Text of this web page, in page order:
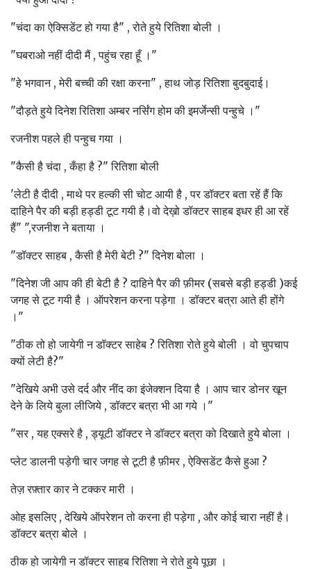
"चंदा का ऐक्सिडेंट हो गया है" , रोते हुये रितिशा बोली ।
"घबराओ नहीं दीदी मैं , पहुंच रहा हूँ ।"
"हे भगवान , मेरी बच्ची की रक्षा करना" , हाथ जोड़ रितिशा बुदबुदाई।
"दौड़ते हुये दिनेश रितिशा अम्बर नर्सिंग होम की इमर्जेन्सी पन्हुचे ।"
रजनीश पहले ही पन्हुच गया ।
"कैसी है चंदा , कँहा है ?" रितिशा बोली
'लेटी है दीदी , माथे पर हल्की सी चोट आयी है , पर डॉक्टर बता रहें हैं कि
दाहिने पैर की बड़ी हड्डी टूट गयी है।वो देख़ो डॉक्टर साहब इधर ही आ रहें
हैं" ",रजनीश ने बताया ।
"डॉक्टर साहब , कैसी है मेरी बेटी ?" दिनेश बोला ।
"दिनेश जी आप की ही बेटी है ? दाहिने पैर की फ़ीमर (सबसे बड़ी हड्डी )कई
जगह से टूट गयी है । ऑपरेशन करना पड़ेगा । डॉक्टर बत्रा आते ही होंगे
।"
"ठीक तो हो जायेगी न डॉक्टर साहेब ? रितिशा रोते हुये बोली । वो चुपचाप
क्यों लेटी है?"
"देखिये अभी उसे दर्द और नींद का इंजेक्शन दिया है । आप चार डोनर खून
देने के लिये बुला लीजिये , डॉक्टर बत्रा भी आ गये ।"
"सर , यह एक्सरे है , ड्यूटी डॉक्टर ने डॉक्टर बत्रा को दिखाते हुये बोला ।
प्लेट डालनी पड़ेगी चार जगह से टूटी है फ़ीमर , ऐक्सिडेंट कैसे हुआ ?
तेज़ रफ़्तार कार ने टक्कर मारी ।
ओह इसलिए , देखिये ऑपरेशन तो करना ही पड़ेगा , और कोई चारा नहीं है।
डॉक्टर बत्रा बोले ।
ठीक हो जायेगी न डॉक्टर साहब रितिशा ने रोते हुये पूछा ।